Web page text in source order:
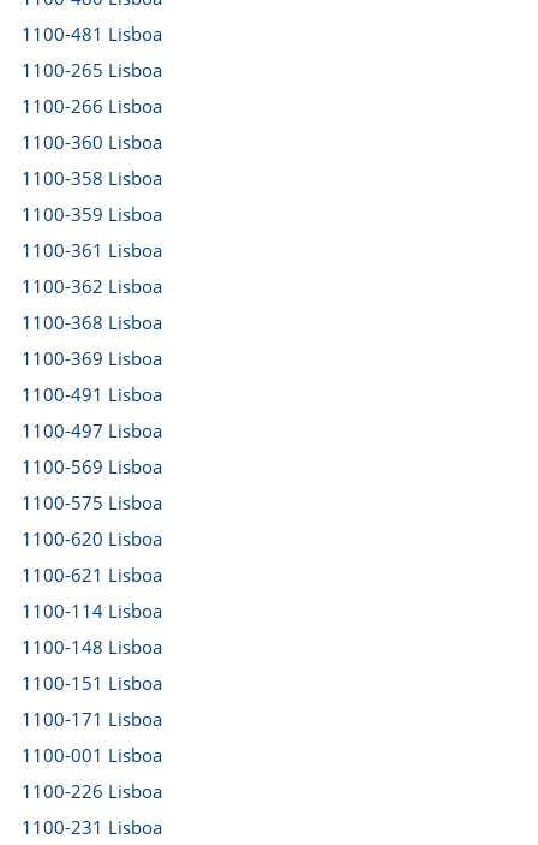
1100-481 Lisboa
1100-265 Lisboa
1100-266 Lisboa
1100-360 Lisboa
1100-358 Lisboa
1100-359 Lisboa
1100-361 Lisboa
1100-362 Lisboa
1100-368 Lisboa
1100-369 Lisboa
1100-491 Lisboa
1100-497 Lisboa
1100-569 Lisboa
1100-575 Lisboa
1100-620 Lisboa
1100-621 Lisboa
1100-114 Lisboa
1100-148 Lisboa
1100-151 Lisboa
1100-171 Lisboa
1100-001 Lisboa
1100-226 Lisboa
1100-231 Lisboa